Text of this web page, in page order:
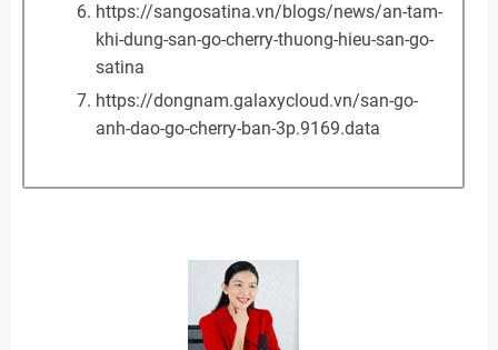
https://sangosatina.vn/blogs/news/an-tam-
khi-dung-san-go-cherry-thuong-hieu-san-go-
satina
https://dongnam.galaxycloud.vn/san-go-
anh-dao-go-cherry-ban-3p.9169.data